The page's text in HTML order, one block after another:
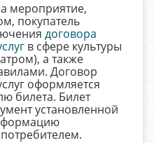
мероприятие,
покупатель
договора
в сфере культуры
а также
Договор
оформляется
билета. Билет
установленной